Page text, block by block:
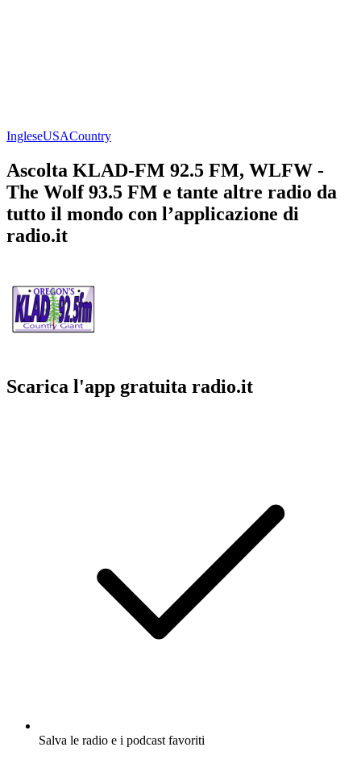
IngleseUSACountry
Ascolta KLAD-FM 92.5 FM, WLFW -
The Wolf 93.5 FM e tante altre radio da
tutto il mondo con l’applicazione di
radio.it
Scarica l'app gratuita radio.it
Salva le radio e i podcast favoriti